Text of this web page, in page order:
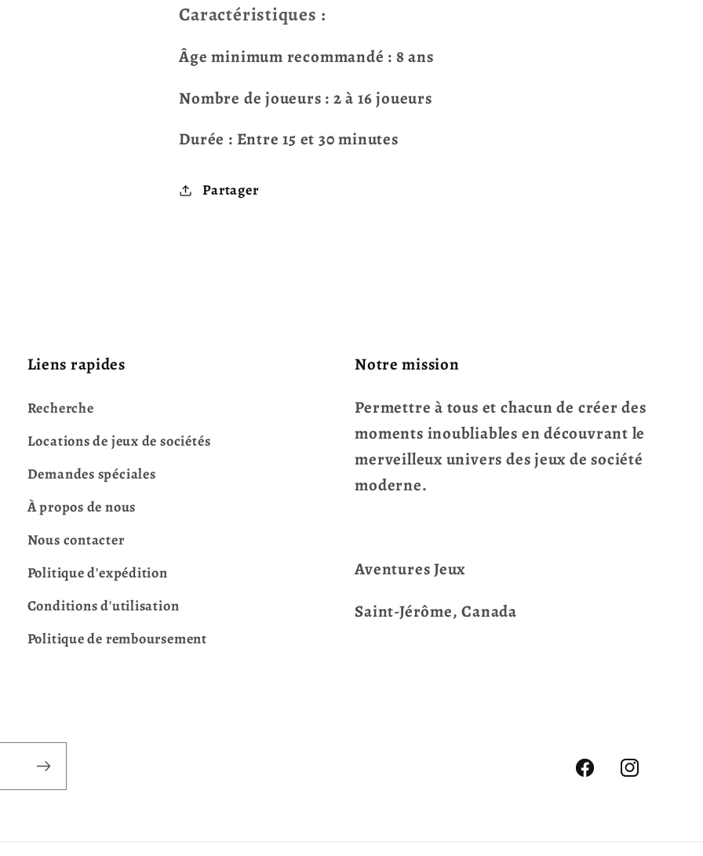
Caractéristiques :
Âge minimum recommandé : 8 ans
Nombre de joueurs : 2 à 16 joueurs
Durée : Entre 15 et 30 minutes
Partager
Liens rapides
Recherche
Locations de jeux de sociétés
Demandes spéciales
À propos de nous
Nous contacter
Politique d'expédition
Conditions d'utilisation
Politique de remboursement
Notre mission
Permettre à tous et chacun de créer des
moments inoubliables en découvrant le
merveilleux univers des jeux de société
moderne.
Aventures Jeux
Saint-Jérôme, Canada
FacebookInstagram